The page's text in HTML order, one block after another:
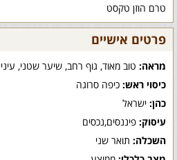
טרם הוזן טקסט
פרטים אישיים
מראה: טוב מאוד, גוף רחב, שיער שטני,
כיסוי ראש: כיפה סרוגה
כהן: ישראל
עיסוק: פיננסים,נכסים
השכלה: תואר שני